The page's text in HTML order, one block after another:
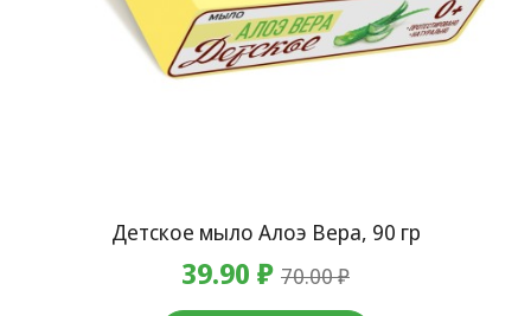
Детское мыло Алоэ Вера, 90 гр
39.90 ₽ 70.00 ₽